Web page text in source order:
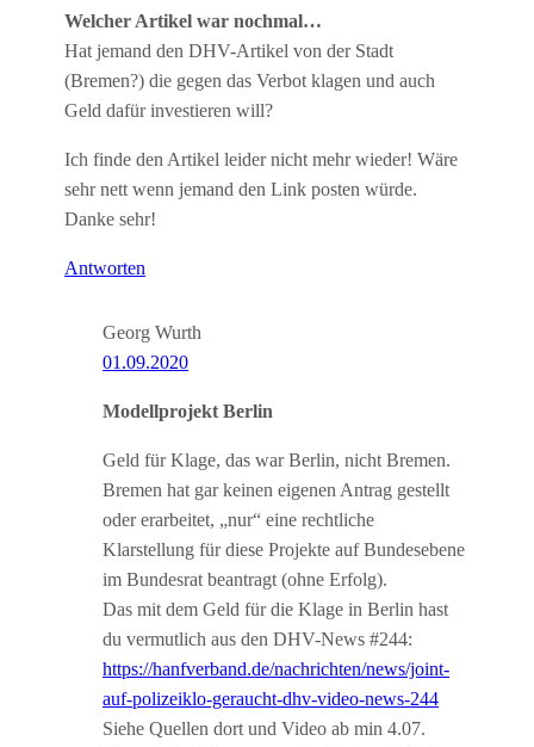
Welcher Artikel war nochmal…
Hat jemand den DHV-Artikel von der Stadt
(Bremen?) die gegen das Verbot klagen und auch
Geld dafür investieren will?
Ich finde den Artikel leider nicht mehr wieder! Wäre
sehr nett wenn jemand den Link posten würde.
Danke sehr!
Antworten
Georg Wurth
01.09.2020
Modellprojekt Berlin
Geld für Klage, das war Berlin, nicht Bremen.
Bremen hat gar keinen eigenen Antrag gestellt
oder erarbeitet, „nur“ eine rechtliche
Klarstellung für diese Projekte auf Bundesebene
im Bundesrat beantragt (ohne Erfolg).
Das mit dem Geld für die Klage in Berlin hast
du vermutlich aus den DHV-News #244:
https://hanfverband.de/nachrichten/news/joint-
auf-polizeiklo-geraucht-dhv-video-news-244
Siehe Quellen dort und Video ab min 4.07.